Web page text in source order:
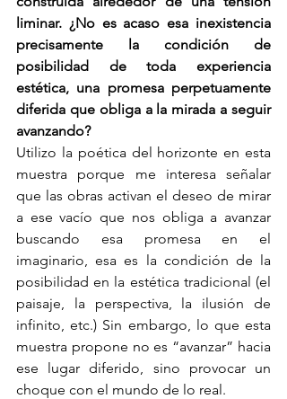
liminar. ¿No es acaso esa inexistencia
precisamente la condición de
posibilidad de toda experiencia
estética, una promesa perpetuamente
diferida que obliga a la mirada a seguir
avanzando?
Utilizo la poética del horizonte en esta
muestra porque me interesa señalar
que las obras activan el deseo de mirar
a ese vacío que nos obliga a avanzar
buscando esa promesa en el
imaginario, esa es la condición de la
posibilidad en la estética tradicional (el
paisaje, la perspectiva, la ilusión de
infinito, etc.) Sin embargo, lo que esta
muestra propone no es “avanzar” hacia
ese lugar diferido, sino provocar un
choque con el mundo de lo real.